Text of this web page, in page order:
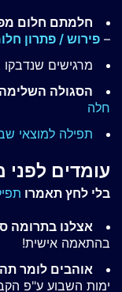
חלמתם חלום
– פירוש / פתרון
מרגישים
הסגולה
חלה
תפילה למוצאי
עומדים
בלי לחץ תאמרו
אצלנו בתרומה
בהתאמה אישית!
אוהבים לומר
ימות השבוע ע"פ